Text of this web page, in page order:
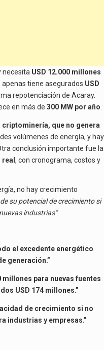
necesita USD 12.000 millones
apenas tiene asegurados USD
repotenciación de Acaray.
en más de 300 MW por año
criptominería, que no genera
volúmenes de energía, y hay
conclusión importante fue la
, con cronograma, costos y
no hay crecimiento
su potencial de crecimiento si
industrias”.
el excedente energético
generación.”
millones para nuevas fuentes
USD 174 millones.”
de crecimiento si no
industrias y empresas.”